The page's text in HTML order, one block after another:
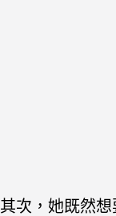
其次，她既然